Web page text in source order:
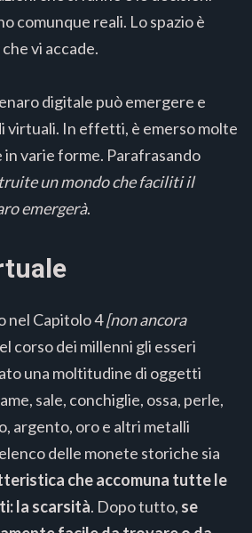
comunque reali. Lo spazio è
vi accade.
digitale può emergere e
virtuali. In effetti, è emerso molte
in varie forme. Parafrasando
un mondo che faciliti il
emergerà.
nel Capitolo 4[non ancora
corso dei millenni gli esseri
una moltitudine di oggetti
sale, conchiglie, ossa, perle,
argento, oro e altri metalli
delle monete storiche sia
che accomuna tutte le
la scarsità. Dopo tutto, se